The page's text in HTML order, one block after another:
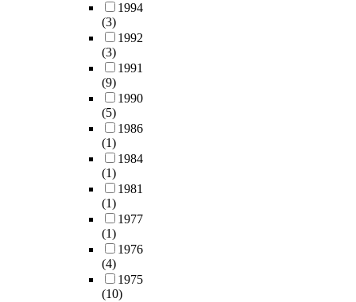
1994
(3)
1992
(3)
1991
(9)
1990
(5)
1986
(1)
1984
(1)
1981
(1)
1977
(1)
1976
(4)
1975
(10)